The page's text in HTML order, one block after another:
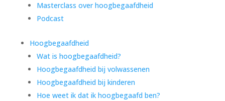
Masterclass over hoogbegaafdheid
Podcast
Hoogbegaafdheid
Wat is hoogbegaafdheid?
Hoogbegaafdheid bij volwassenen
Hoogbegaafdheid bij kinderen
Hoe weet ik dat ik hoogbegaafd ben?